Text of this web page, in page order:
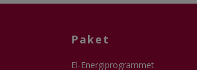
Paket
El-Energiprogrammet